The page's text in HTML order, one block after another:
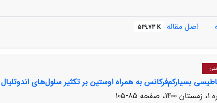
900 مگاهرتز به مدت 24، 48، 72 و 96 ساعت تیمار شده و تعداد سلول‌های زنده با استفاده از روشMTT سطح بیان پروتئین
های کنترل نداشته است. با این حال، بیان پروتئین تائو
اصل مقاله 529.73 K
بسیار‌کم‌فرکانس به همراه اوستین بر تکثیر سلول‌های
85-105